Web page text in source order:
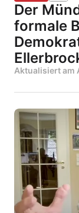
Der
formale
Aktualisiert am